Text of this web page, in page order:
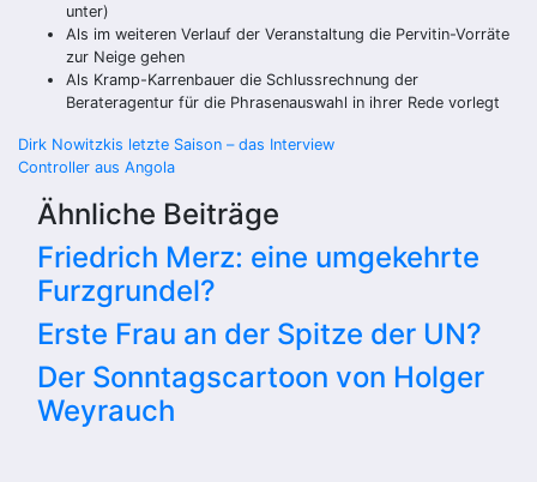
unter)
Als im weiteren Verlauf der Veranstaltung die Pervitin-Vorräte
zur Neige gehen
Als Kramp-Karrenbauer die Schlussrechnung der
Berateragentur für die Phrasenauswahl in ihrer Rede vorlegt
Beitragsnavigation
Dirk Nowitzkis letzte Saison – das Interview
Controller aus Angola
Ähnliche Beiträge
Friedrich Merz: eine umgekehrte
Furzgrundel?
Erste Frau an der Spitze der UN?
Der Sonntagscartoon von Holger
Weyrauch